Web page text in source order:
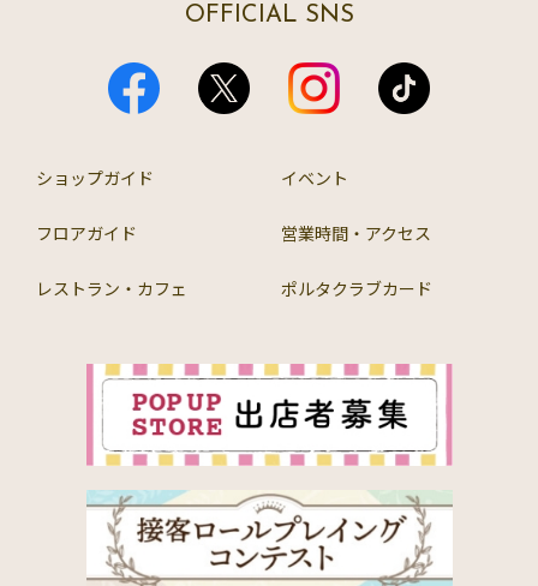
OFFICIAL SNS
ショップガイド イベント
フロアガイド 営業時間・アクセス
レストラン・カフェ ポルタクラブカード